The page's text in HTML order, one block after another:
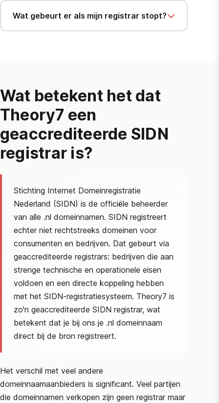
Wat gebeurt er als mijn registrar stopt?
Wat betekent het dat
Theory7 een
geaccrediteerde SIDN
registrar is?
Stichting Internet Domeinregistratie
Nederland (SIDN) is de officiële beheerder
van alle .nl domeinnamen. SIDN registreert
echter niet rechtstreeks domeinen voor
consumenten en bedrijven. Dat gebeurt via
geaccrediteerde registrars: bedrijven die aan
strenge technische en operationele eisen
voldoen en een directe koppeling hebben
met het SIDN-registratiesysteem. Theory7 is
zo'n geaccrediteerde SIDN registrar, wat
betekent dat je bij ons je .nl domeinnaam
direct bij de bron registreert.
Het verschil met veel andere
domeinnaamaanbieders is significant. Veel partijen
die domeinnamen verkopen zijn geen registrar maar